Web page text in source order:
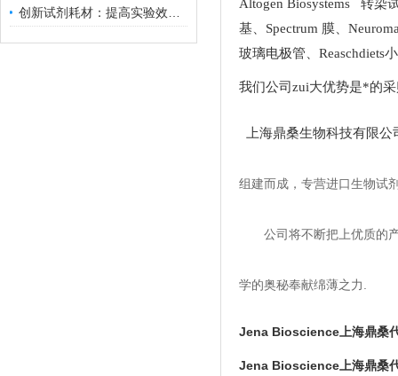
Altogen Biosystems 转染
基
Spectrum 膜
玻璃电极管
Reaschdiets
我们公司zui大优势是*的
上海鼎桑生物科技有限公
组建而成，专营进口生物试
公司将不断把上优质的
学的奥秘奉献绵薄之力.
Jena Bioscience上海鼎桑
Jena Bioscience上海鼎桑